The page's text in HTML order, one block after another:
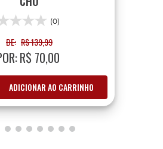
(0)
DE: R$139,99
R$ 70,00
ADICIONAR AO CARRINHO